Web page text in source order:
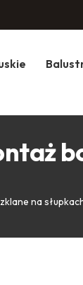
na